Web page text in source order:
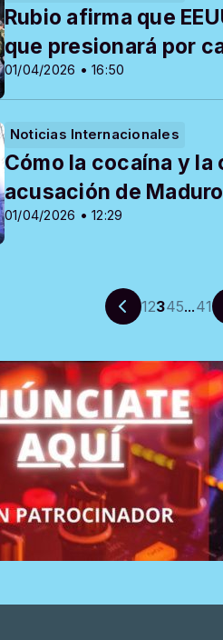
01/04/2026 • 16:50
Rubio afirma que
que presionará por
Noticias Internacionales
01/04/2026 • 12:29
Cómo la cocaína y
acusación de Maduro
12345...41